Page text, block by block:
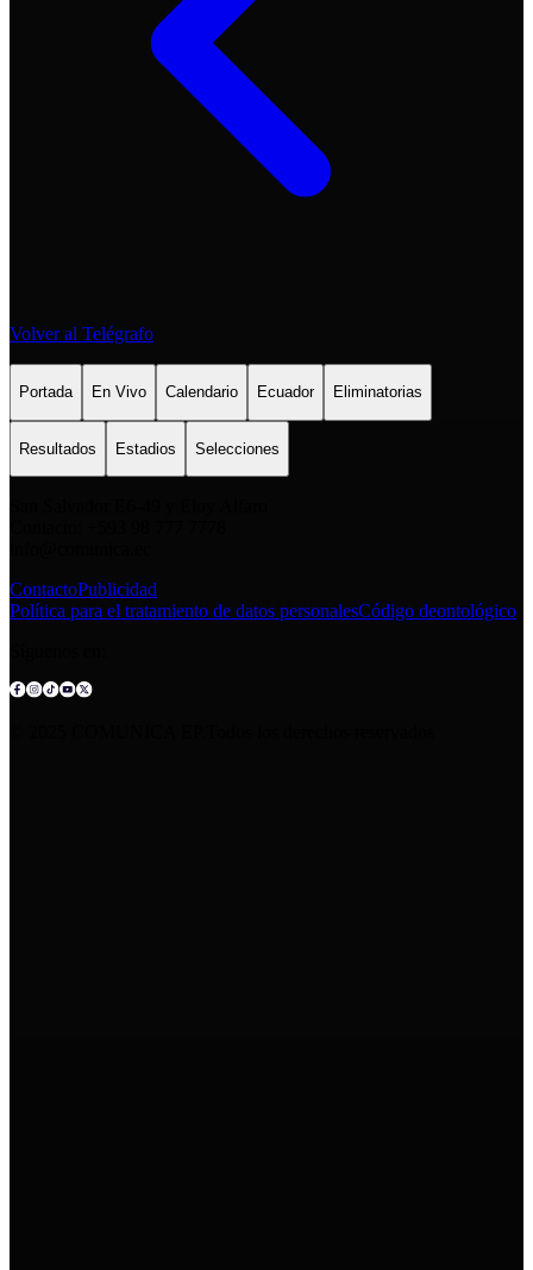
Volver al Telégrafo
Portada En Vivo Calendario Ecuador Eliminatorias
Resultados Estadios Selecciones
ContactoPublicidad
Política para el tratamiento de datos personalesCódigo deontológico